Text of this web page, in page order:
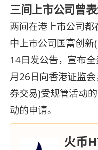
三间上市公司曾
两间在港上市公司
中上市公司国富创
14日发公告，宣布
月26日向香港证监
券交易)受规管活动
动的申请。
火币